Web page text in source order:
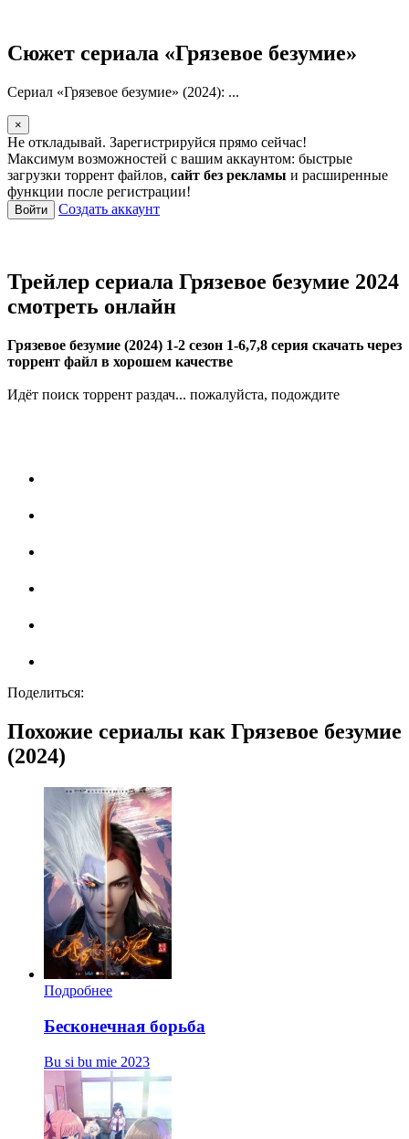
Сюжет сериала «Грязевое безумие»
Сериал «Грязевое безумие» (2024): ...
×
Не откладывай. Зарегистрируйся прямо сейчас!
Максимум возможностей с вашим аккаунтом: быстрые
загрузки торрент файлов, сайт без рекламы и расширенные
функции после регистрации!
Войти Создать аккаунт
Трейлер сериала Грязевое безумие 2024
смотреть онлайн
Грязевое безумие (2024) 1-2 сезон 1-6,7,8 серия скачать через
торрент файл в хорошем качестве
Идёт поиск торрент раздач... пожалуйста, подождите
Поделиться:
Похожие сериалы как Грязевое безумие
(2024)
Подробнее
Бесконечная борьба
Bu si bu mie 2023